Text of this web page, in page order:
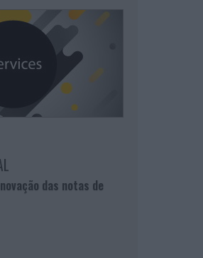
das notas de